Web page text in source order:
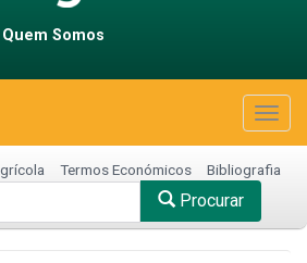
Quem Somos
Termos Económicos Bibliografia
Procurar